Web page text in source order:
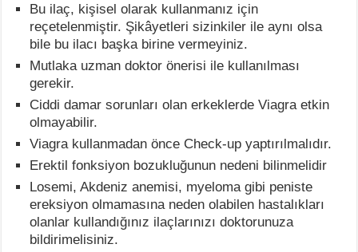
Bu ilaç, kişisel olarak kullanmanız için
reçetelenmiştir. Şikâyetleri sizinkiler ile aynı olsa
bile bu ilacı başka birine vermeyiniz.
Mutlaka uzman doktor önerisi ile kullanılması
gerekir.
Ciddi damar sorunları olan erkeklerde Viagra etkin
olmayabilir.
Viagra kullanmadan önce Check-up yaptırılmalıdır.
Erektil fonksiyon bozukluğunun nedeni bilinmelidir
Losemi, Akdeniz anemisi, myeloma gibi peniste
ereksiyon olmamasına neden olabilen hastalıkları
olanlar kullandığınız ilaçlarınızı doktorunuza
bildirimelisiniz.